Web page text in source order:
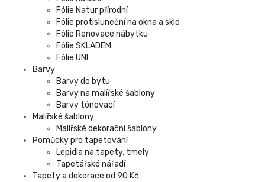
Fólie Natur přírodní
Fólie protisluneční na okna a sklo
Fólie Renovace nábytku
Fólie SKLADEM
Fólie UNI
Barvy
Barvy do bytu
Barvy na malířské šablony
Barvy tónovací
Malířské šablony
Malířské dekorační šablony
Pomůcky pro tapetování
Lepidla na tapety, tmely
Tapetářské nářadí
Tapety a dekorace od 90 Kč